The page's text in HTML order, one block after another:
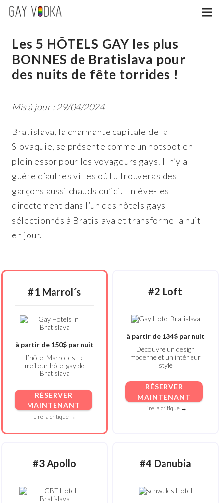
Les 5 HÔTELS GAY les plus
BONNES de Bratislava pour
des nuits de fête torrides !
Mis à jour : 29/04/2024
Bratislava, la charmante capitale de la
Slovaquie, se présente comme un hotspot en
plein essor pour les voyageurs gays. Il n’y a
guère d’autres villes où tu trouveras des
garçons aussi chauds qu’ici. Enlève-les
directement dans l’un des hôtels gays
sélectionnés à Bratislava et transforme la nuit
en jour.
#1 Marrol´s
à partir de 150$ par nuit
L’hôtel Marrol est le
meilleur hôtel gay de
Bratislava
RÉSERVER
MAINTENANT
Lire la critique →
#2 Loft
à partir de 134$ par nuit
Découvre un design
moderne et un intérieur
stylé
RÉSERVER
MAINTENANT
Lire la critique →
#3 Apollo #4 Danubia